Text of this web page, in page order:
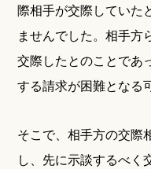
際相手が交際していた
ませんでした。相手方
交際したとのことであ
する請求が困難となる
そこで、相手方の交際
し、先に示談するべく